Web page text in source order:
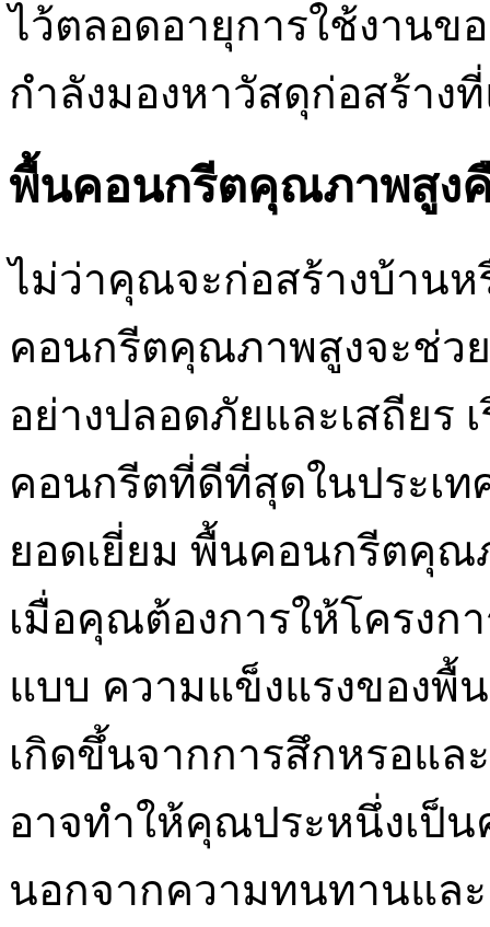
ไว้ตลอดอายุการใช้งาน
กำลังมองหาวัสดุก่อสร้าง
พื้นคอนกรีตคุณภาพสูง
ไม่ว่าคุณจะก่อสร้างบ้าน
คอนกรีตคุณภาพสูงจะช่ว
อย่างปลอดภัยและเสถียร
คอนกรีตที่ดีที่สุดในประเท
ยอดเยี่ยม พื้นคอนกรีตคุณ
เมื่อคุณต้องการให้โครงก
แบบ ความแข็งแรงของพื้
เกิดขึ้นจากการสึกหรอแล
อาจทำให้คุณประหนึ่งเป็น
นอกจากความทนทานแล